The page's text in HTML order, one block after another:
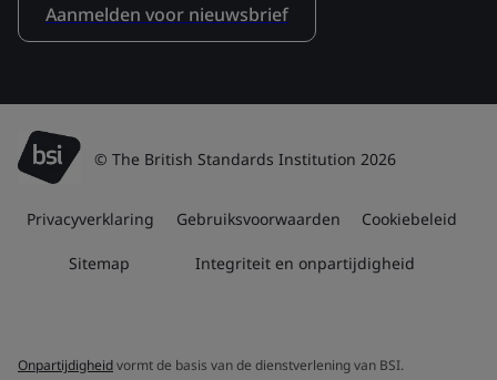
Aanmelden voor nieuwsbrief
© The British Standards Institution 2026
Privacyverklaring Gebruiksvoorwaarden Cookiebeleid
Sitemap Integriteit en onpartijdigheid
Onpartijdigheidvormt de basis van de dienstverlening van BSI.